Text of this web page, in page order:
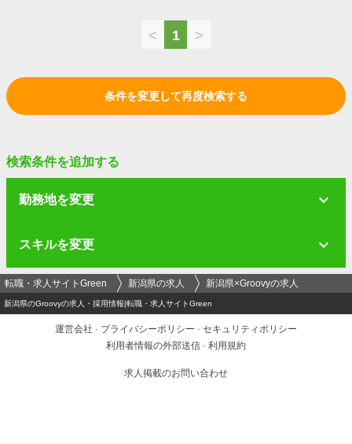
< 1 >
条件を変更して再度検索する
検索条件を追加する
勤務地を変更
スキルを変更
転職・求人サイトGreen 新潟県の求人 新潟県×Groovyの求人
新潟県のGroovyの求人・採用情報|転職・求人サイトGreen
運営会社 - プライバシーポリシー - セキュリティポリシー
利用者情報の外部送信 - 利用規約
求人掲載のお問い合わせ